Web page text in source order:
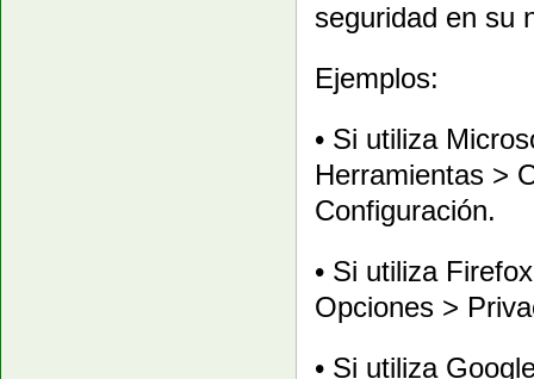
seguridad en su
Ejemplos:
• Si utiliza
Herramientas >
Configuración.
• Si utiliza
Opciones >
• Si utiliza